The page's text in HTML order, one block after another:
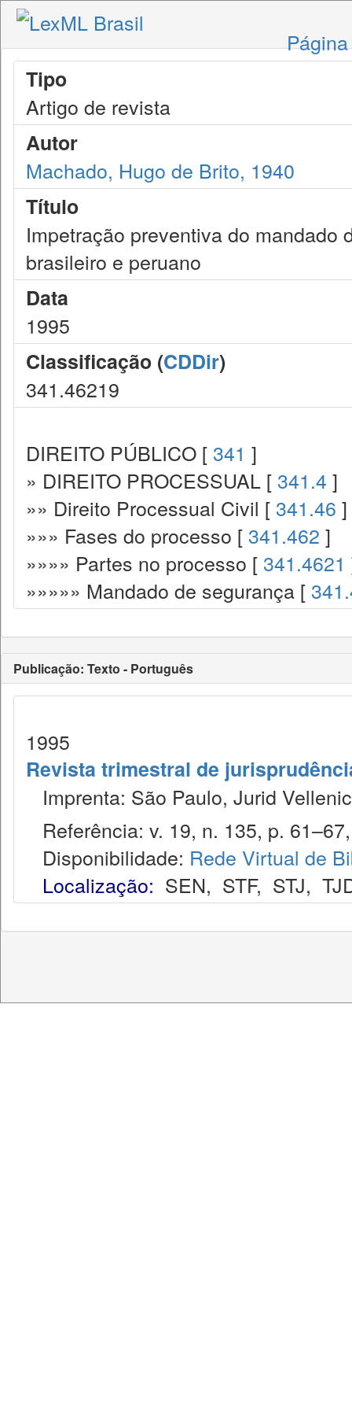
Tipo
Artigo de revista
Autor
Machado, Hugo de Brito, 1940
Título
Impetração preventiva do mandado
brasileiro e peruano
Data
1995
Classificação (CDDir)
341.46219
DIREITO PÚBLICO [ 341 ]
» DIREITO PROCESSUAL [ 341.4 ]
»» Direito Processual Civil [ 341.46 ]
»»» Fases do processo [ 341.462 ]
»»»» Partes no processo [ 341.4621
»»»»» Mandado de segurança [
Publicação: Texto - Português
1995
Revista trimestral de
Imprenta: São Paulo, Jurid
Referência: v. 19, n. 135, p.
Disponibilidade: Rede Virtual de
Localização: SEN, STF, STJ,